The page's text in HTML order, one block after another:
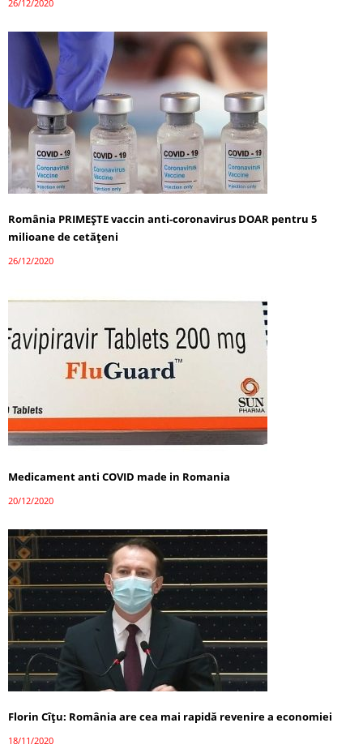
26/12/2020
România PRIMEȘTE vaccin anti-coronavirus DOAR pentru 5
milioane de cetățeni
26/12/2020
Medicament anti COVID made in Romania
20/12/2020
Florin Cîţu: România are cea mai rapidă revenire a economiei
18/11/2020